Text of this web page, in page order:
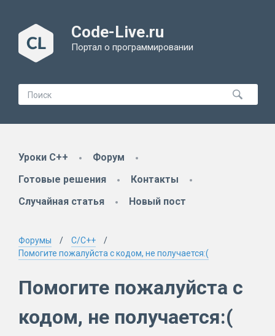
Code-Live.ru
Портал о программировании
Уроки C++
Форум
Готовые решения
Контакты
Случайная статья
Новый пост
Форумы
C/C++
Помогите пожалуйста с кодом, не получается:(
Помогите пожалуйста с
кодом, не получается:(